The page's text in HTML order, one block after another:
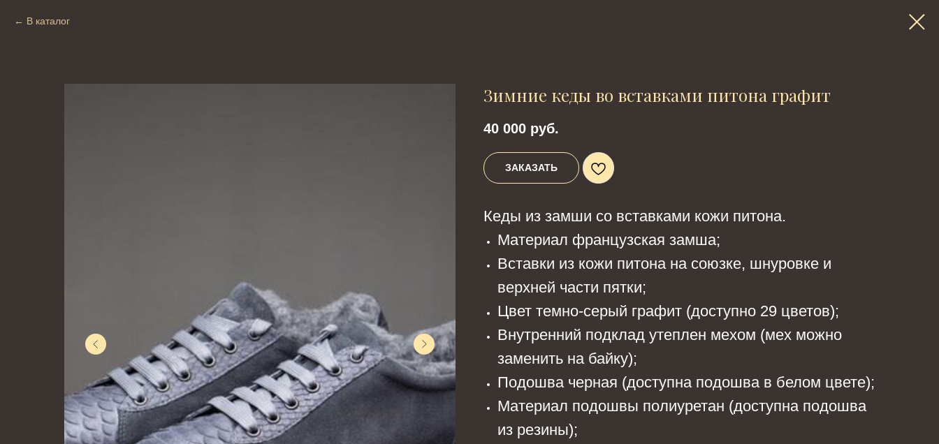
В каталог
Зимние кеды во вставками питона графит
40 000 руб.
ЗАКАЗАТЬ
Кеды из замши со вставками кожи питона.
Материал французская замша;
Вставки из кожи питона на союзке, шнуровке и
верхней части пятки;
Цвет темно-серый графит (доступно 29 цветов);
Внутренний подклад утеплен мехом (мех можно
заменить на байку);
Подошва черная (доступна подошва в белом цвете);
Материал подошвы полиуретан (доступна подошва
из резины);